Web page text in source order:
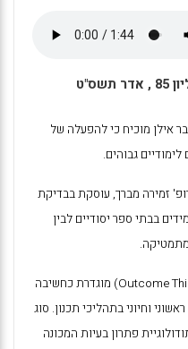
A
p
p
o
o
k
אילן מוכיח כי להפעלה של
גבוהים.
זמירה מברך, עוסקת בבדיקת
בבתי ספר יסודיים לבין
Outcome) מוגדרת כחשיבה
וחיוני בתהליכי תכנון. סוג
פתרון בעיות המכונה